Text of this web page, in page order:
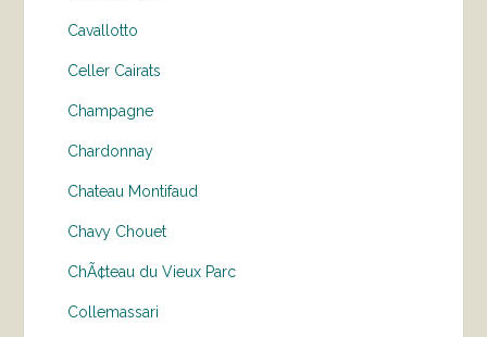
Cavallotto
Celler Cairats
Champagne
Chardonnay
Chateau Montifaud
Chavy Chouet
ChÃ¢teau du Vieux Parc
Collemassari